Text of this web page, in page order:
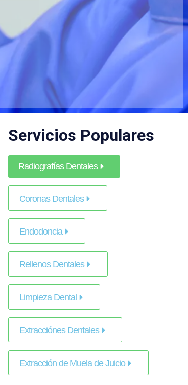
Servicios Populares
Radiografías Dentales
Coronas Dentales
Endodoncia
Rellenos Dentales
Limpieza Dental
Extracciónes Dentales
Extracción de Muela de Juicio